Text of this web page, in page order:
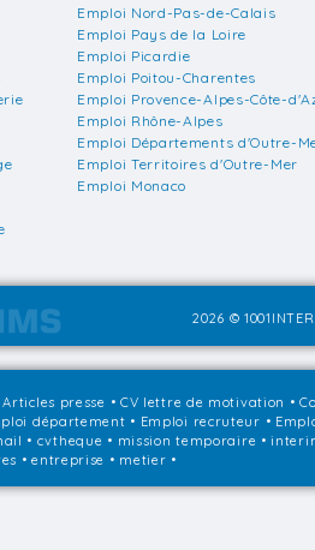
Emploi Nord-Pas-de-Calais
Emploi Pays de la Loire
Emploi Picardie
Emploi Poitou-Charentes
Emploi Provence-Alpes-Côte-
Emploi Rhône-Alpes
Emploi Départements d'Outre-
Emploi Territoires d'Outre-Mer
Emploi Monaco
2026 ©
Articles presse • CV lettre de motivation •
département • Emploi recruteur •
• cvtheque • mission temporaire •
• entreprise • metier •